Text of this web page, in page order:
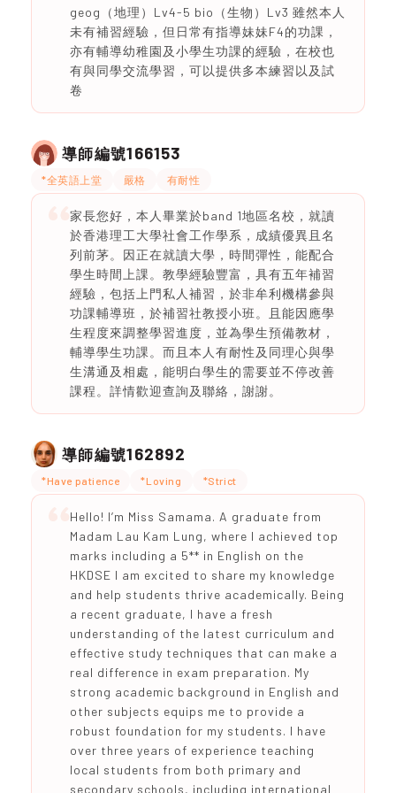
geog（地理）Lv4-5 bio（生物）Lv3 雖然本人
未有補習經驗，但日常有指導妹妹F4的功課，
亦有輔導幼稚園及小學生功課的經驗，在校也
有與同學交流學習，可以提供多本練習以及試
卷
導師編號166153
*全英語上堂 嚴格 有耐性
家長您好，本人畢業於band 1地區名校，就讀
於香港理工大學社會工作學系，成績優異且名
列前茅。因正在就讀大學，時間彈性，能配合
學生時間上課。教學經驗豐富，具有五年補習
經驗，包括上門私人補習，於非牟利機構參與
功課輔導班，於補習社教授小班。且能因應學
生程度來調整學習進度，並為學生預備教材，
輔導學生功課。而且本人有耐性及同理心與學
生溝通及相處，能明白學生的需要並不停改善
課程。詳情歡迎查詢及聯絡，謝謝。
導師編號162892
*Have patience *Loving *Strict
Hello! I’m Miss Samama. A graduate from
Madam Lau Kam Lung, where I achieved top
marks including a 5** in English on the
HKDSE I am excited to share my knowledge
and help students thrive academically. Being
a recent graduate, I have a fresh
understanding of the latest curriculum and
effective study techniques that can make a
real difference in exam preparation. My
strong academic background in English and
other subjects equips me to provide a
robust foundation for my students. I have
over three years of experience teaching
local students from both primary and
secondary schools, including international